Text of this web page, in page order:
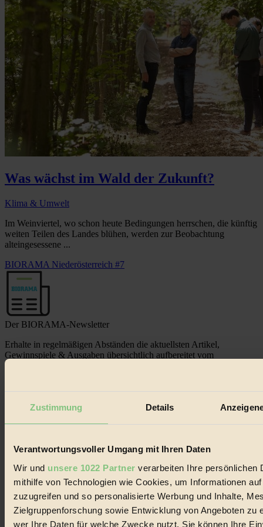
Zustimmung Details
Verantwortungsvoller Umgang mit Ihren Daten
Wir und unsere 1022 Partner verarbeiten Ihre persönlichen
mithilfe von Technologien wie Cookies, um Informationen
zuzugreifen und so personalisierte Werbung und Inhalte,
Zielgruppenforschung sowie Entwicklung von Angeboten zu
wer Ihre Daten für welche Zwecke nutzt. Sie können Ihre
Was wächst im Wald der Zukunft?
Klima & Umwelt
Im Weinviertel, wo schon heute Bedingungen herrschen, die künftig
weiten Teilen des Landes blühen, werden zur Beobachtung
alteingesessene ...
BIORAMA Niederösterreich #7
Der BIORAMA-Newsletter
Erhalte in regelmäßigen Abständen die aktuellsten Artikel,
Gewinnspiele & Ausgaben übersichtlich aufbereitet vom
BIORAMA-Magazin per E-Mail.
© 2026 Biorama GmbH
Impressum & Disclaimer
Datenschutz
Mediadaten